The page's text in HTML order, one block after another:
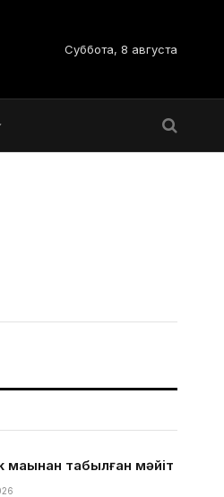
Суббота, 8 августа
маңынан табылған мәйіт